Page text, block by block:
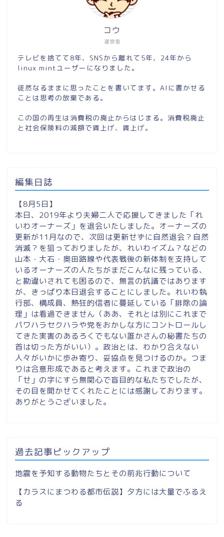
運営者
コウ
テレビを捨てて8年、SNSから離れて5年、24年から
linux mintユーザーになりました。
徒然なるままに思ったことを書いてます。AIに書かせる
ことは思考の放棄である。
この国の再生は消費税の廃止からはじまる。消費税廃止
と社会保険料の減額で賃上げ、賃上げ。
編集日誌
【8月5日】
本日、2019年より夫婦二人で応援してきました「れ
いわオーナーズ」を退会いたしました。オーナーズの
更新が11月なので、次回は更新せずに自然退会？自然
消滅？を狙っておりましたが、れいわイズム？などの
山本・大石・奥田路線や代表戦後の新体制を支持して
いるオーナーズの人たちがまだこんなに残っている、
と勘違いされても困るので、無言の抗議ではあります
が、きっぱり本日退会することにしました。れいわ執
行部、構成員、熱狂的信者に蔓延している「排除の論
理」は看過できません（ああ、それとは別にこれまで
パワハラセクハラや党をおかしな方にコントロールし
てきた実害のあるろくでもない誰かさんの秘書たちの
首は切った方がいい）。政治とは、わかり合えない
人々がいかに歩み寄り、妥協点を見つけるのか。つま
りは合意形成であると考えます。これまで政治の
「せ」の字にすら無関心で盲目的な私たちでしたが、
その目を開かせてくれたことには感謝しております。
ありがとうございました。
過去記事ピックアップ
地震を予知する動物たちとその前兆行動について
【カラスにまつわる都市伝説】夕方には大量でふるえ
る